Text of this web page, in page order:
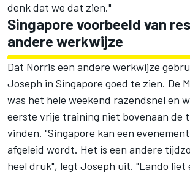
denk dat we dat zien."
Singapore voorbeeld van
andere werkwijze
Dat Norris een andere werkwijze
Joseph in Singapore goed te zien. De
was het hele weekend razendsnel en
eerste vrije training niet bovenaan de
vinden. "Singapore kan een
afgeleid wordt. Het is een andere
heel druk", legt Joseph uit. "Lando